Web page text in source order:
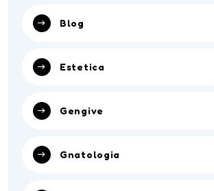
Blog
Estetica
Gengive
Gnatologia